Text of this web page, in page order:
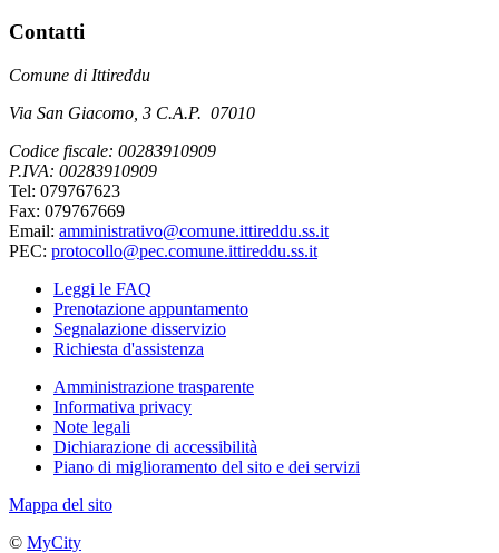
Contatti
Comune di Ittireddu
Via San Giacomo, 3 C.A.P. 07010
Codice fiscale: 00283910909
P.IVA: 00283910909
Tel: 079767623
Fax: 079767669
Email: amministrativo@comune.ittireddu.ss.it
PEC: protocollo@pec.comune.ittireddu.ss.it
Leggi le FAQ
Prenotazione appuntamento
Segnalazione disservizio
Richiesta d'assistenza
Amministrazione trasparente
Informativa privacy
Note legali
Dichiarazione di accessibilità
Piano di miglioramento del sito e dei servizi
Mappa del sito
© MyCity